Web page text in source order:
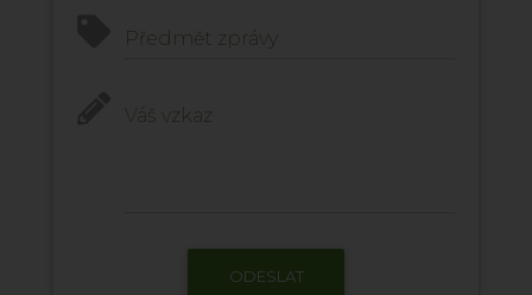
Předmět zprávy
Váš vzkaz
ODESLAT